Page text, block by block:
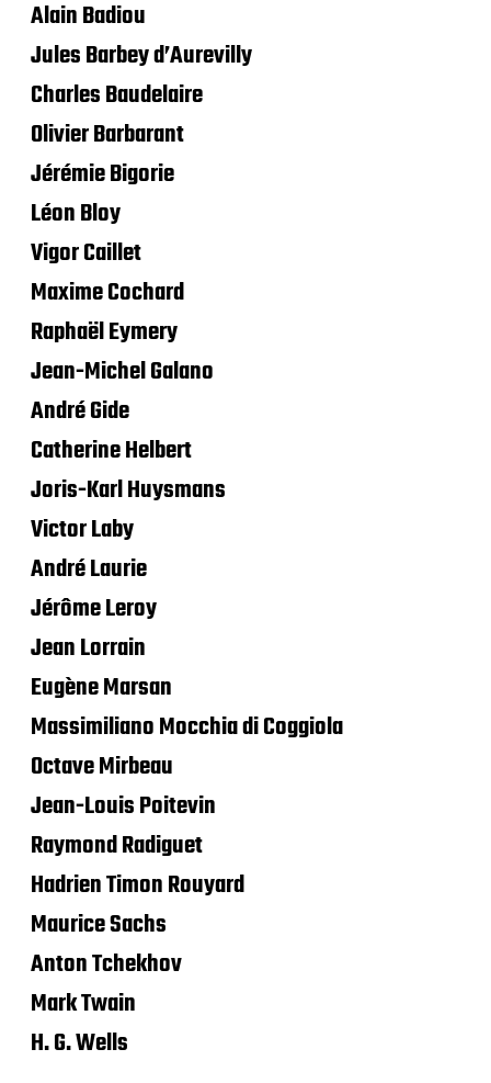
Alain Badiou
Jules Barbey d’Aurevilly
Charles Baudelaire
Olivier Barbarant
Jérémie Bigorie
Léon Bloy
Vigor Caillet
Maxime Cochard
Raphaël Eymery
Jean-Michel Galano
André Gide
Catherine Helbert
Joris-Karl Huysmans
Victor Laby
André Laurie
Jérôme Leroy
Jean Lorrain
Eugène Marsan
Massimiliano Mocchia di Coggiola
Octave Mirbeau
Jean-Louis Poitevin
Raymond Radiguet
Hadrien Timon Rouyard
Maurice Sachs
Anton Tchekhov
Mark Twain
H. G. Wells